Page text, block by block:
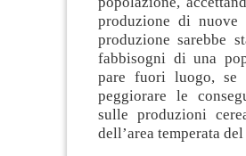
produzione di
produzione sarebbe
fabbisogni di una
pare fuori luogo, se
peggiorare le
sulle produzioni
dell’area temperata